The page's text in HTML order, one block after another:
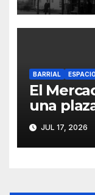
BARRIAL
El
una
galpón
JUL 17, 2026